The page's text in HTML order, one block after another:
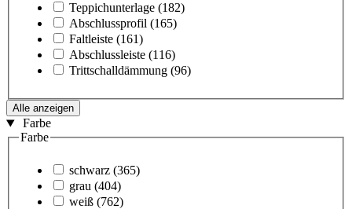
Teppichunterlage (182)
Abschlussprofil (165)
Faltleiste (161)
Abschlussleiste (116)
Trittschalldämmung (96)
Alle anzeigen
Farbe
Farbe
schwarz (365)
grau (404)
weiß (762)